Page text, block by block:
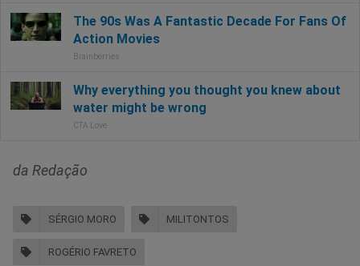
da Redação
SÉRGIO MORO MILITONTOS
ROGÉRIO FAVRETO